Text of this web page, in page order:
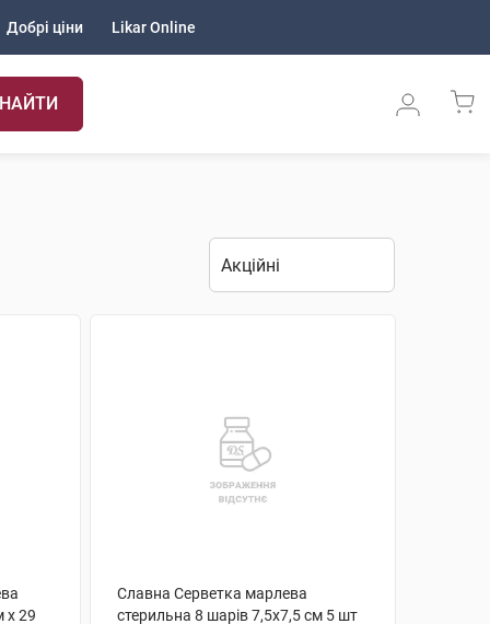
Добрі ціни Likar Online
х 29
Славна Серветка марлева
стерильна 8 шарів 7,5х7,5 см 5 шт